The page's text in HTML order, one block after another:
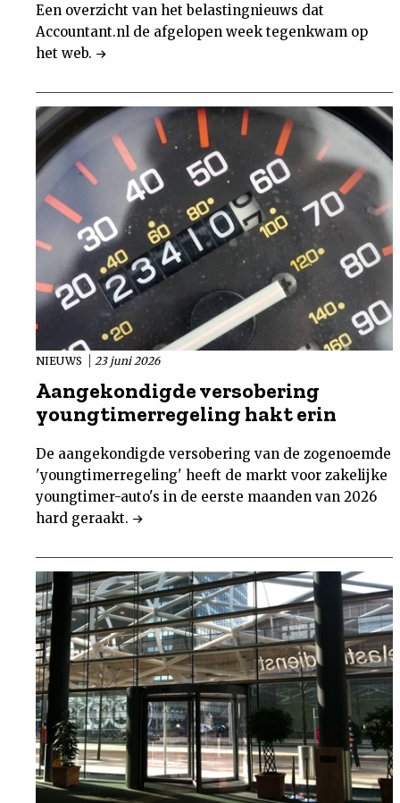
Een overzicht van het belastingnieuws dat
Accountant.nl de afgelopen week tegenkwam op
het web.
NIEUWS 23 juni 2026
Aangekondigde versobering
youngtimerregeling hakt erin
De aangekondigde versobering van de zogenoemde
'youngtimerregeling' heeft de markt voor zakelijke
youngtimer-auto's in de eerste maanden van 2026
hard geraakt.